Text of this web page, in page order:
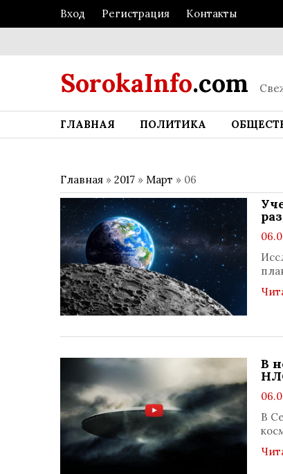
Вход Регистрация Контакты
SorokaInfo.com
ГЛАВНАЯ ПОЛИТИКА
Главная » 2017 » Март » 06
В
В